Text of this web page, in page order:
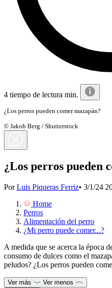
4 tiempo de lectura min.
¿Los perros pueden comer mazapán?
© Jakob Berg / Shutterstock
¿Los perros pueden
PorLuis Piqueras Ferriz• 3/1/24
Home
Perros
Alimentación del perro
¿Mi perro puede comer...?
A medida que se acerca la época
consumo de dulces como el
peludos? ¿Los perros pueden
Ver más
Ver menos